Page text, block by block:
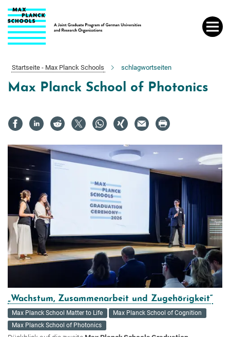
Hauptinhalt
Startseite - Max Planck Schools schlagwortseiten
Max Planck School of Photonics
„Wachstum, Zusammenarbeit und Zugehörigkeit“
Max Planck School Matter to Life
Max Planck School of Cognition
Max Planck School of Photonics